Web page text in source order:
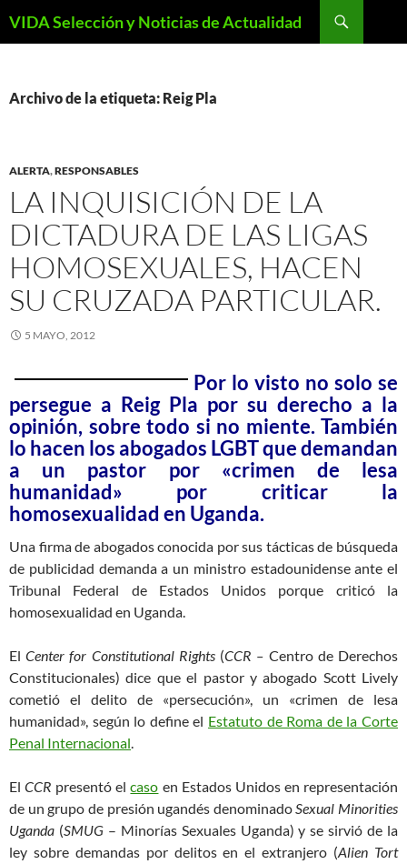
VIDA Selección y Noticias de Actualidad
Archivo de la etiqueta: Reig Pla
ALERTA,RESPONSABLES
LA INQUISICIÓN DE LA
DICTADURA DE LAS LIGAS
HOMOSEXUALES, HACEN
SU CRUZADA PARTICULAR.
5 MAYO, 2012
Por lo visto no solo se
persegue a Reig Pla por su derecho a la
opinión, sobre todo si no miente. También
lo hacen los abogados LGBT que demandan
a un pastor por «crimen de lesa
humanidad» por criticar la
homosexualidad en Uganda.
Una firma de abogados conocida por sus tácticas de búsqueda
de publicidad demanda a un ministro estadounidense ante el
Tribunal Federal de Estados Unidos porque criticó la
homosexualidad en Uganda.
ElCenter for Constitutional Rights (CCR – Centro de Derechos
Constitucionales) dice que el pastor y abogado Scott Lively
cometió el delito de «persecución», un «crimen de lesa
humanidad», según lo define el Estatuto de Roma de la Corte
Penal Internacional.
ElCCR presentó elcaso en Estados Unidos en representación
de un grupo de presión ugandés denominadoSexual Minorities
Uganda (SMUG– Minorías Sexuales Uganda) y se sirvió de la
ley sobre demandas por delitos en el extranjero (Alien Tort